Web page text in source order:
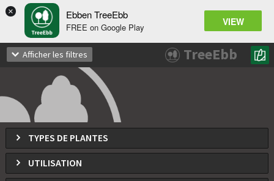
× Ebben TreeEbb
FREE on Google Play VIEW
Juglans regia'Nr 16'
TYPES DE PLANTES
UTILISATION
Afficher les filtres TreeEbb